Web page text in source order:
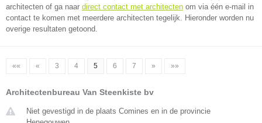
architecten of ga naar direct contact met architecten om via één e-mail in
contact te komen met meerdere architecten tegelijk. Hieronder worden nu
overige resultaten getoond.
«« « 3 4 5 6 7 » »»
Architectenbureau Van Steenkiste bv
Niet gevestigd in de plaats Comines en in de provincie